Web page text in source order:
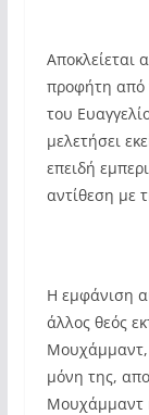
Αποκλείεται
προφήτη από
του
μελετήσει
επειδή
αντίθεση με
Η εμφάνιση
άλλος θεός
μόνη της,
Μουχάμμαντ